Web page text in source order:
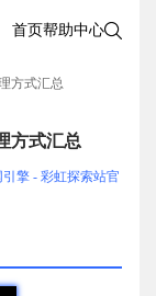
首页帮助中心
方式汇总
方式汇总
擎 - 彩虹探索站官